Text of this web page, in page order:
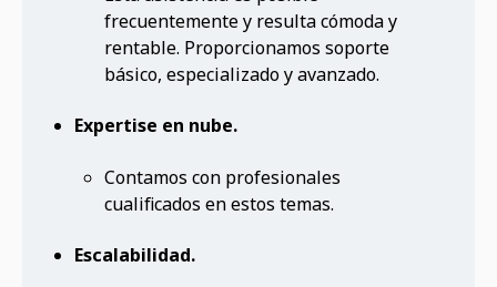
frecuentemente y resulta cómoda y
rentable. Proporcionamos soporte
básico, especializado y avanzado.
Expertise en nube.
Contamos con profesionales
cualificados en estos temas.
Escalabilidad.